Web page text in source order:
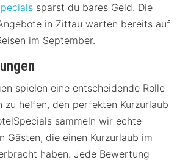
sparst du bares Geld. Die
in Zittau warten bereits auf
im September.
spielen eine entscheidende Rolle
zu helfen, den perfekten Kurzurlaub
sammeln wir echte
Gästen, die einen Kurzurlaub im
haben. Jede Bewertung